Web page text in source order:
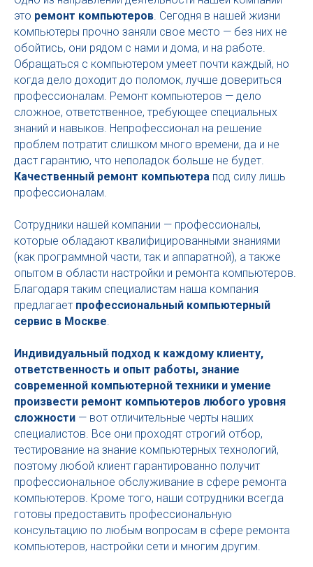
это ремонт компьютеров. Сегодня в нашей жизни
компьютеры прочно заняли свое место — без них не
обойтись, они рядом с нами и дома, и на работе.
Обращаться с компьютером умеет почти каждый, но
когда дело доходит до поломок, лучше довериться
профессионалам. Ремонт компьютеров — дело
сложное, ответственное, требующее специальных
знаний и навыков. Непрофессионал на решение
проблем потратит слишком много времени, да и не
даст гарантию, что неполадок больше не будет.
Качественный ремонт компьютера под силу лишь
профессионалам.
Сотрудники нашей компании — профессионалы,
которые обладают квалифицированными знаниями
(как программной части, так и аппаратной), а также
опытом в области настройки и ремонта компьютеров.
Благодаря таким специалистам наша компания
предлагает профессиональный компьютерный
сервис в Москве.
Индивидуальный подход к каждому клиенту,
ответственность и опыт работы, знание
современной компьютерной техники и умение
произвести ремонт компьютеров любого уровня
сложности — вот отличительные черты наших
специалистов. Все они проходят строгий отбор,
тестирование на знание компьютерных технологий,
поэтому любой клиент гарантированно получит
профессиональное обслуживание в сфере ремонта
компьютеров. Кроме того, наши сотрудники всегда
готовы предоставить профессиональную
консультацию по любым вопросам в сфере ремонта
компьютеров, настройки сети и многим другим.